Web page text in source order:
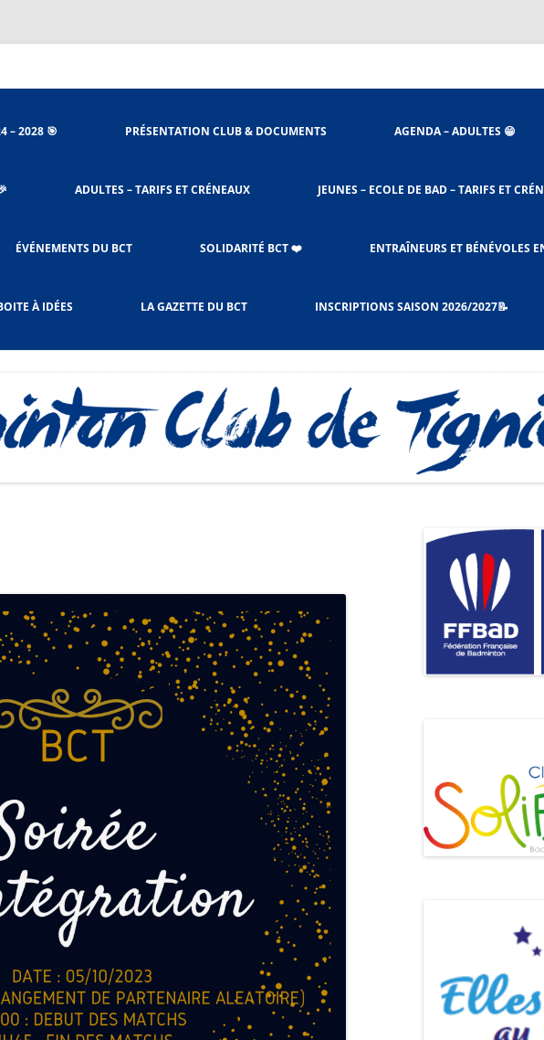
– 2028 🎯 PRÉSENTATION CLUB & DOCUMENTS
LE RÈGLEMENT INTÉRIEUR
ADULTES & JEUNES
LES CRÉNEAUX ET TARIFS
RESPONSABLES CRÉNEAUX –
PROCÉDURE
AGENDA – ADULTES 😁
ADULTES – TARIFS ET CRÉNEAUX JEUNES – ECOLE DE BAD – TARIFS ET
ÉVÉNEMENTS DU BCT SOLIDARITÉ BCT ❤️ ENTRAÎNEURS ET BÉNÉVOLES
À IDÉES LA GAZETTE DU BCT INSCRIPTIONS SAISON 2026/2027📝